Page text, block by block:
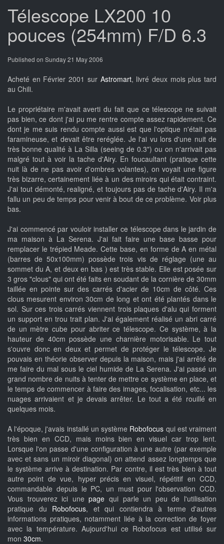
Télescope LX200 10
pouces (254mm) F/D 6.3
Published on Sunday 21 May 2006
Acheté en Février 2001 sur Astromart, livré deux mois plus tard
au Chili.
Le propriétaire m'avait averti du fait que ce télescope ne suivait
pas bien, ce dont j'ai pu me rentre compte assez rapidement. Ce
dont je me suis rendu compte aussi est que l'optique n'était pas
faramineuse, et devait être reréglée. Je l'ai vu lors d'une nuit de
très bonne qualité à La Silla (seeing de 0.3") ou on n'arrivait pas
malgré tout à voir la tache d'Airy. En foucaultant (pratique cette
nuit là de ne pas avoir d'ombres volantes), on voyait une figure
très bizarre, certainement liée à un des miroirs qui était contraint.
J'ai tout démonté, realigné, et toujours pas de tache d'Airy. Il m'a
fallu un peu de temps pour venir à bout de ce problème. Voir plus
bas.
J'ai commencé par vouloir installer ce télescope dans le jardin de
ma maison à La Serena. J'ai fait faire une base basse pour
remplacer le trépied Meade. Cette base, en forme de A en métal
(barres de 50x100mm) possède trois vis de réglage (une au
sommet du A, et deux en bas ) est très stable. Elle est posée sur
3 gros "clous" qui ont été faits en soudant de la cornière de 30mm
taillée en pointe sur des carrés d'acier de 10cm de côté. Ces
clous mesurent environ 30cm de long et ont été plantés dans le
sol. Sur ces trois carrés viennent trois plaques d'alu qui forment
un support en trou trait plan. J'ai également réalisé un abri carré
de un mètre cube pour abriter ce télescope. Ce système, à la
hauteur de 40cm possède une charnière motorisable. Le tout
s'ouvre donc en deux et permet de protéger le télescope. Je
pouvais en théorie observer depuis la maison, mais j'ai arrêté de
me faire du mal sous le ciel humide de La Serena. J'ai passé un
grand nombre de nuits à tenter de mettre ce système en place, et
le temps de commencer à faire des images, focalisation, etc... les
nuages arrivaient et je devais arrêter. Le tout a été rouillé en
quelques mois.
A l'époque, j'avais installé un système Robofocus qui est vraiment
très bien en CCD, mais moins bien en visuel car trop lent.
Lorsque l'on passe d'une configuration à une autre (par exemple
avec et sans un miroir diagonal) on attend assez longtemps que
le système arrive à destination. Par contre, il est très bien à tout
autre point de vue, hyper précis en visuel, répétitif en CCD,
commandable depuis le PC, un must pour l'observation CCD.
Vous trouverez ici unepage qui parle un peu de l'utilisation
pratique du Robofocus, et qui contiendra à terme d'autres
informations pratiques, notamment liée à la correction de foyer
avec la température. Aujourd'hui ce Robofocus est utilisé sur
mon 30cm.